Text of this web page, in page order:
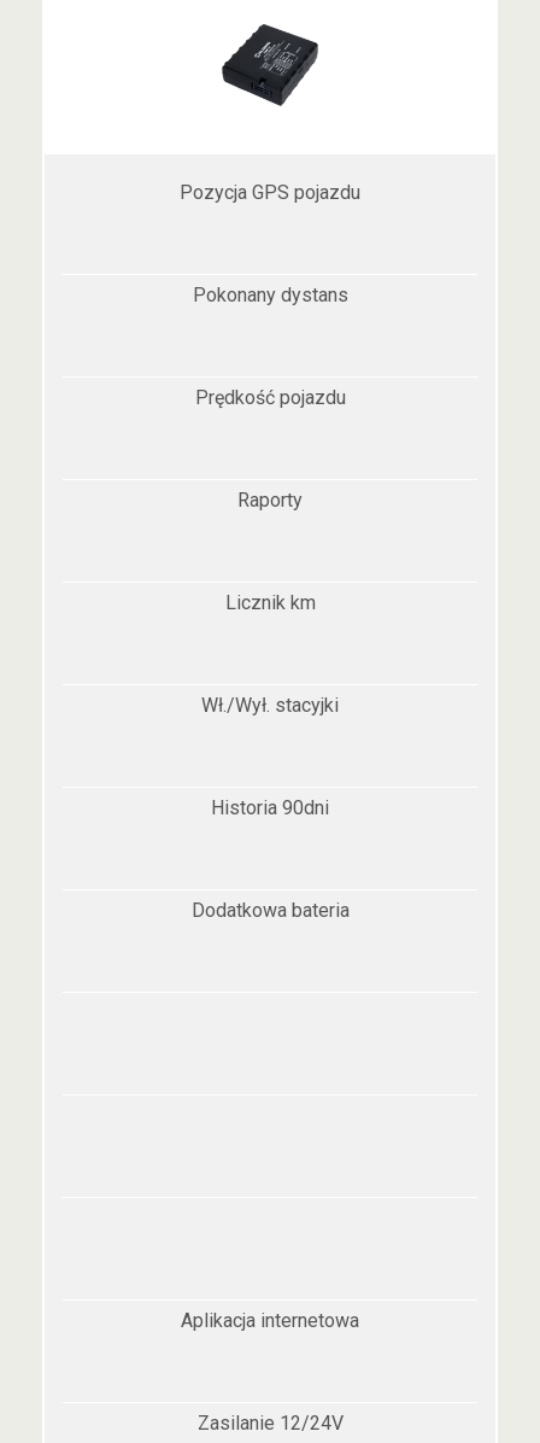
Pozycja GPS pojazdu
Pokonany dystans
Prędkość pojazdu
Raporty
Licznik km
Wł./Wył. stacyjki
Historia 90dni
Dodatkowa bateria
Aplikacja internetowa
Zasilanie 12/24V